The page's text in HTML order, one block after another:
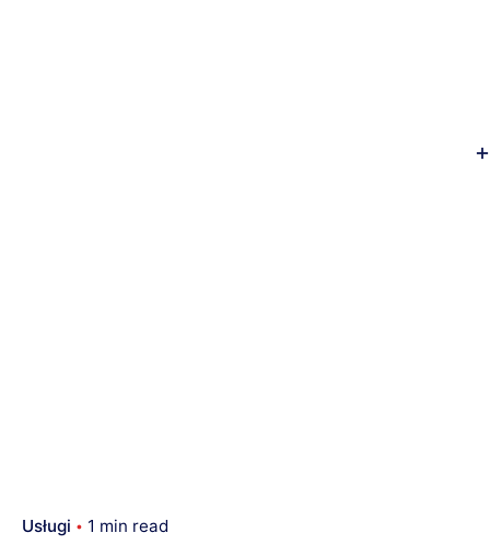
Usługi 1 min read